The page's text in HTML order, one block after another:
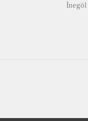
İnegöl